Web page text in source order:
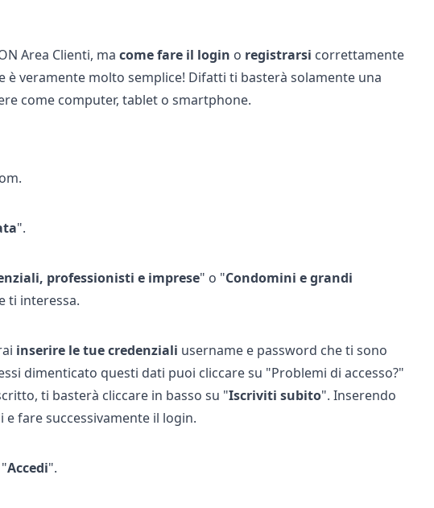
Area Clienti, ma comefare il login o registrarsi correttamente
veramente molto semplice! Difatti ti basterà solamente una
come computer, tablet o smartphone.
".
professionisti e imprese" o "Condomini e grandi
ti interessa.
inserire le tue credenziali username e password che ti sono
dimenticato questi dati puoi cliccare su "Problemi di accesso?"
ti basterà cliccare in basso su "Iscriviti subito". Inserendo
fare successivamente il login.
Accedi".